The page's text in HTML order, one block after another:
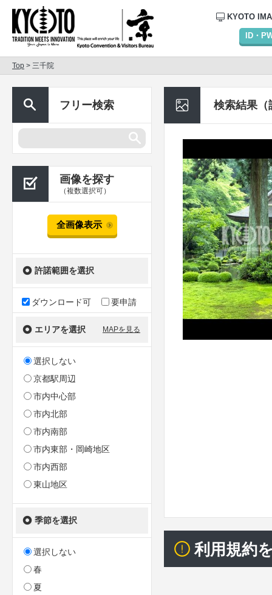
KYOTO
ID・
Top > 三千院
フリー検索
画像を探す
（複数選択可）
全画像表示
許諾範囲を選択
ダウンロード可 要申請
エリアを選択 MAPを見る
選択しない
京都駅周辺
市内中心部
市内北部
市内南部
市内東部・岡崎地区
市内西部
東山地区
季節を選択
選択しない
春
夏
検索結果（
利用規約